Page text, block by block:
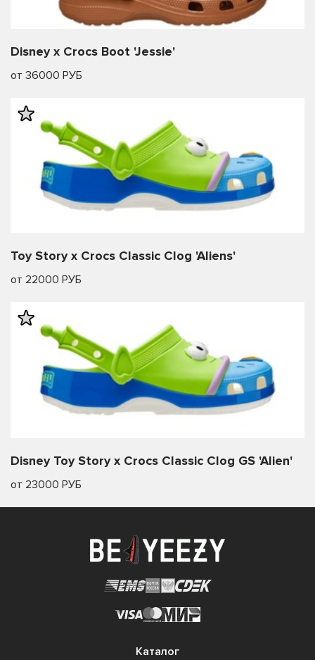
Disney x Crocs Boot 'Jessie'
от 36000 РУБ
Toy Story x Crocs Classic Clog 'Aliens'
от 22000 РУБ
Disney Toy Story x Crocs Classic Clog GS 'Alien'
от 23000 РУБ
Каталог